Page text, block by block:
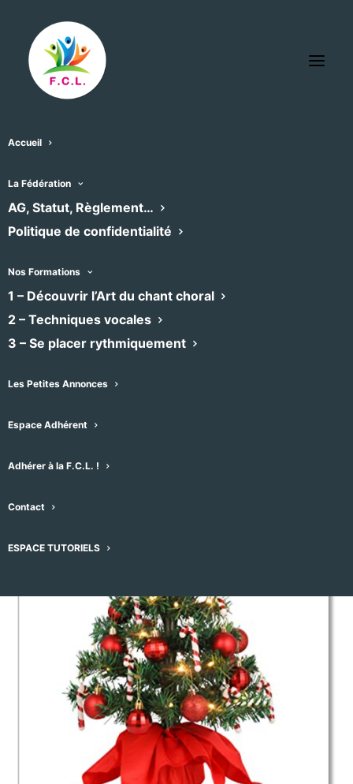
Accueil
La Fédération
AG, Statut, Règlement…
Politique de confidentialité
Nos Formations
1 – Découvrir l’Art du chant choral
2 – Techniques vocales
3 – Se placer rythmiquement
Les Petites Annonces
Espace Adhérent
Adhérer à la F.C.L. !
Contact
ESPACE TUTORIELS
« Tous les Évènements
Concert de Noël à
Teyran